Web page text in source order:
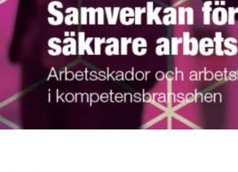
Omsättningsstatistik
Webbutik
Mina sidor